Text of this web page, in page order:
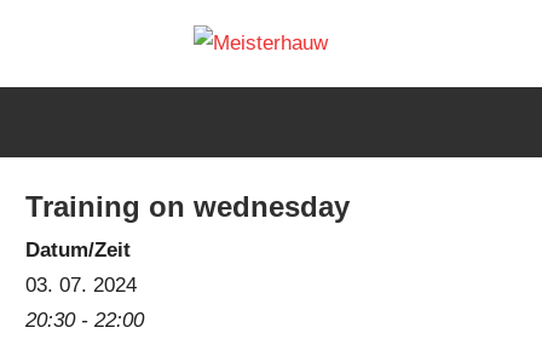
content
fighting
|
Martial
Arts
Training on wednesday
Datum/Zeit
03. 07. 2024
20:30 - 22:00